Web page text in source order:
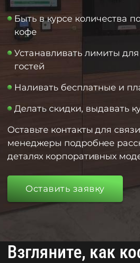
Быть в курсе количества
кофе
Устанавливать лимиты
гостей
Наливать бесплатные и
Делать скидки, выдавать
Оставьте контакты для
менеджеры подробнее
деталях корпоративных
Оставить заявку
Взгляните, как